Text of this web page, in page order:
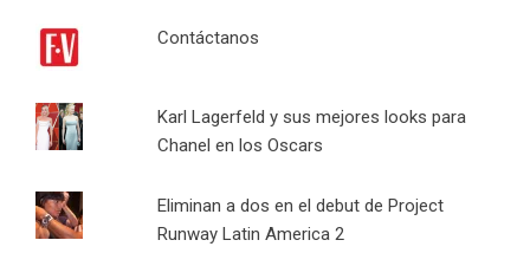
Contáctanos
Karl Lagerfeld y sus mejores looks para
Chanel en los Oscars
Eliminan a dos en el debut de Project
Runway Latin America 2